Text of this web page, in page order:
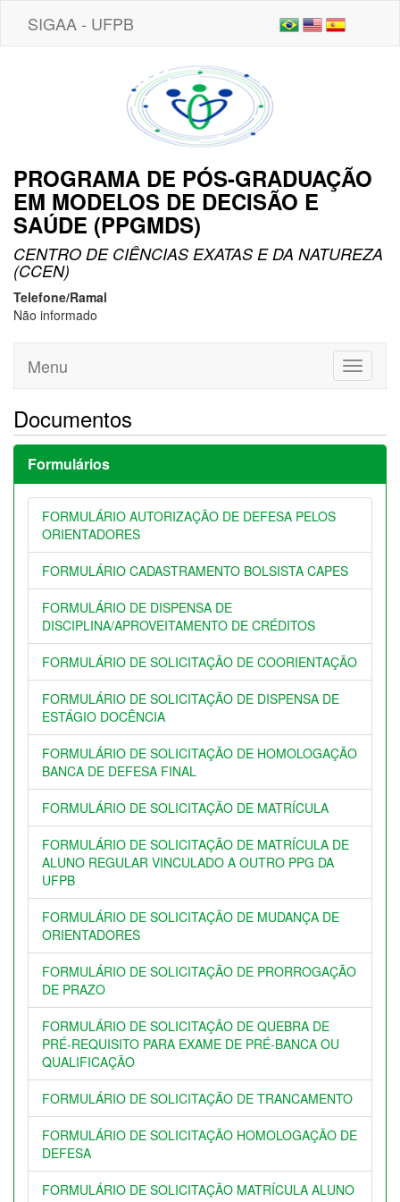
SIGAA - UFPB
PROGRAMA DE PÓS-GRADUAÇÃO
EM MODELOS DE DECISÃO E
SAÚDE (PPGMDS)
CENTRO DE CIÊNCIAS EXATAS E DA NATUREZA
(CCEN)
Telefone/Ramal
Não informado
Toggle
Menu
Documentos
Formulários
FORMULÁRIO AUTORIZAÇÃO DE DEFESA PELOS
ORIENTADORES
FORMULÁRIO CADASTRAMENTO BOLSISTA CAPES
FORMULÁRIO DE DISPENSA DE
DISCIPLINA/APROVEITAMENTO DE CRÉDITOS
FORMULÁRIO DE SOLICITAÇÃO DE COORIENTAÇÃO
FORMULÁRIO DE SOLICITAÇÃO DE DISPENSA DE
ESTÁGIO DOCÊNCIA
FORMULÁRIO DE SOLICITAÇÃO DE HOMOLOGAÇÃO
BANCA DE DEFESA FINAL
FORMULÁRIO DE SOLICITAÇÃO DE MATRÍCULA
FORMULÁRIO DE SOLICITAÇÃO DE MATRÍCULA DE
ALUNO REGULAR VINCULADO A OUTRO PPG DA
UFPB
FORMULÁRIO DE SOLICITAÇÃO DE MUDANÇA DE
ORIENTADORES
FORMULÁRIO DE SOLICITAÇÃO DE PRORROGAÇÃO
DE PRAZO
FORMULÁRIO DE SOLICITAÇÃO DE QUEBRA DE
PRÉ-REQUISITO PARA EXAME DE PRÉ-BANCA OU
QUALIFICAÇÃO
FORMULÁRIO DE SOLICITAÇÃO DE TRANCAMENTO
FORMULÁRIO DE SOLICITAÇÃO HOMOLOGAÇÃO DE
DEFESA
FORMULÁRIO DE SOLICITAÇÃO MATRÍCULA ALUNO